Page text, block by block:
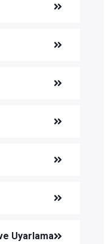
Uyarlama